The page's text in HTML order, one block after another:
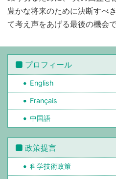
豊かな将来のために決断すべ
て考え声をあげる最後の機会
プロフィール
English
Français
中国語
政策提言
科学技術政策